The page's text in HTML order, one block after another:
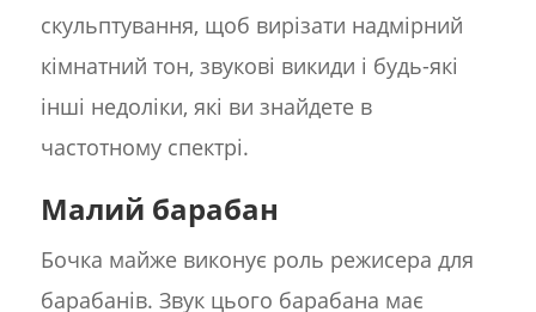
скульптування, щоб вирізати надмірний
кімнатний тон, звукові викиди і будь-які
інші недоліки, які ви знайдете в
частотному спектрі.
Малий барабан
Бочка майже виконує роль режисера для
барабанів. Звук цього барабана має